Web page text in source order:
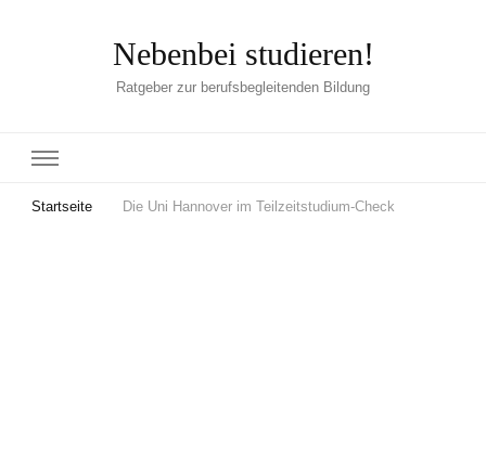
Nebenbei studieren!
Ratgeber zur berufsbegleitenden Bildung
Startseite Die Uni Hannover im Teilzeitstudium-Check